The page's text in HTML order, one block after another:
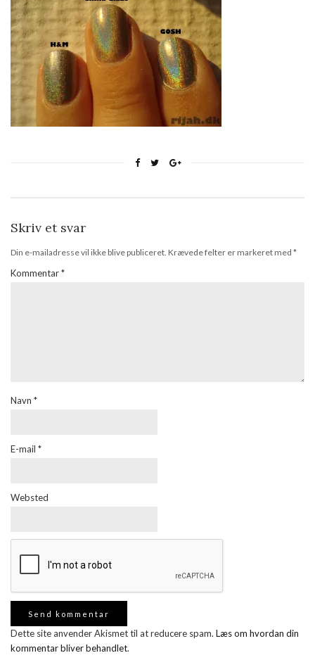
Skriv et svar
Din e-mailadresse vil ikke blive publiceret. Krævede felter er markeret med *
Kommentar*
Navn *
E-mail *
Websted
Dette site anvender Akismet til at reducere spam. Læs om hvordan din
kommentar bliver behandlet.